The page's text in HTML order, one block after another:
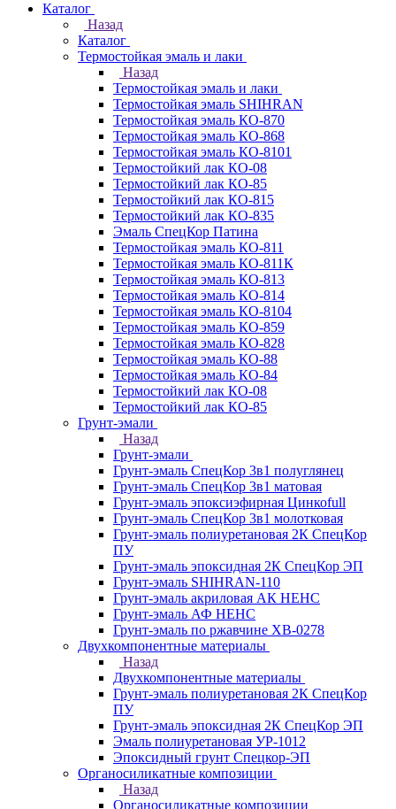
Каталог
Назад
Каталог
Термостойкая эмаль и лаки
Назад
Термостойкая эмаль и лаки
Термостойкая эмаль SHIHRAN
Термостойкая эмаль КО-870
Термостойкая эмаль КО-868
Термостойкая эмаль КО-8101
Термостойкий лак КО-08
Термостойкий лак КО-85
Термостойкий лак КО-815
Термостойкий лак КО-835
Эмаль СпецКор Патина
Термостойкая эмаль КО-811
Термостойкая эмаль КО-811К
Термостойкая эмаль КО-813
Термостойкая эмаль КО-814
Термостойкая эмаль КО-8104
Термостойкая эмаль КО-859
Термостойкая эмаль КО-828
Термостойкая эмаль КО-88
Термостойкая эмаль КО-84
Термостойкий лак КО-08
Термостойкий лак КО-85
Грунт-эмали
Назад
Грунт-эмали
Грунт-эмаль СпецКор 3в1 полуглянец
Грунт-эмаль СпецКор 3в1 матовая
Грунт-эмаль эпоксиэфирная Цинкоfull
Грунт-эмаль СпецКор 3в1 молотковая
Грунт-эмаль полиуретановая 2К СпецКор
ПУ
Грунт-эмаль эпоксидная 2К СпецКор ЭП
Грунт-эмаль SHIHRAN-110
Грунт-эмаль акриловая АК НЕНС
Грунт-эмаль АФ НЕНС
Грунт-эмаль по ржавчине ХВ-0278
Двухкомпонентные материалы
Назад
Двухкомпонентные материалы
Грунт-эмаль полиуретановая 2К СпецКор
ПУ
Грунт-эмаль эпоксидная 2К СпецКор ЭП
Эмаль полиуретановая УР-1012
Эпоксидный грунт Спецкор-ЭП
Органосиликатные композиции
Назад
Органосиликатные композиции